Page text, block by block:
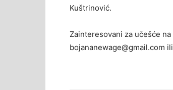
Kuštrinović.
Zainteresovani za učešće
bojananewage@gmail.com